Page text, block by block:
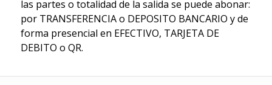
las partes o totalidad de la salida se puede abonar:
por TRANSFERENCIA o DEPOSITO BANCARIO y de
forma presencial en EFECTIVO, TARJETA DE
DEBITO o QR.